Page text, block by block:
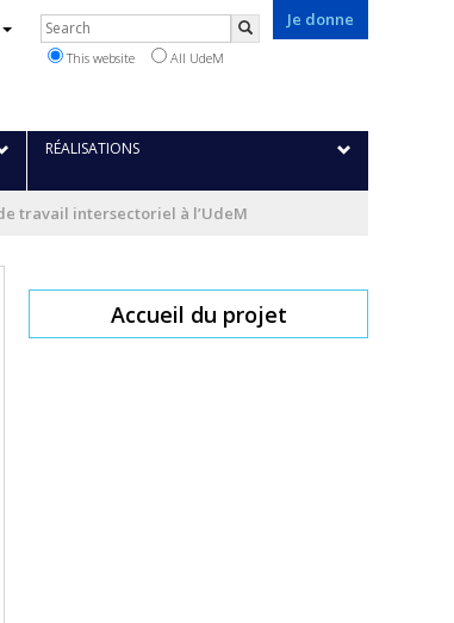
Je donne
Rechercher
This website All UdeM
RÉALISATIONS
travail intersectoriel à l’UdeM
Accueil du projet